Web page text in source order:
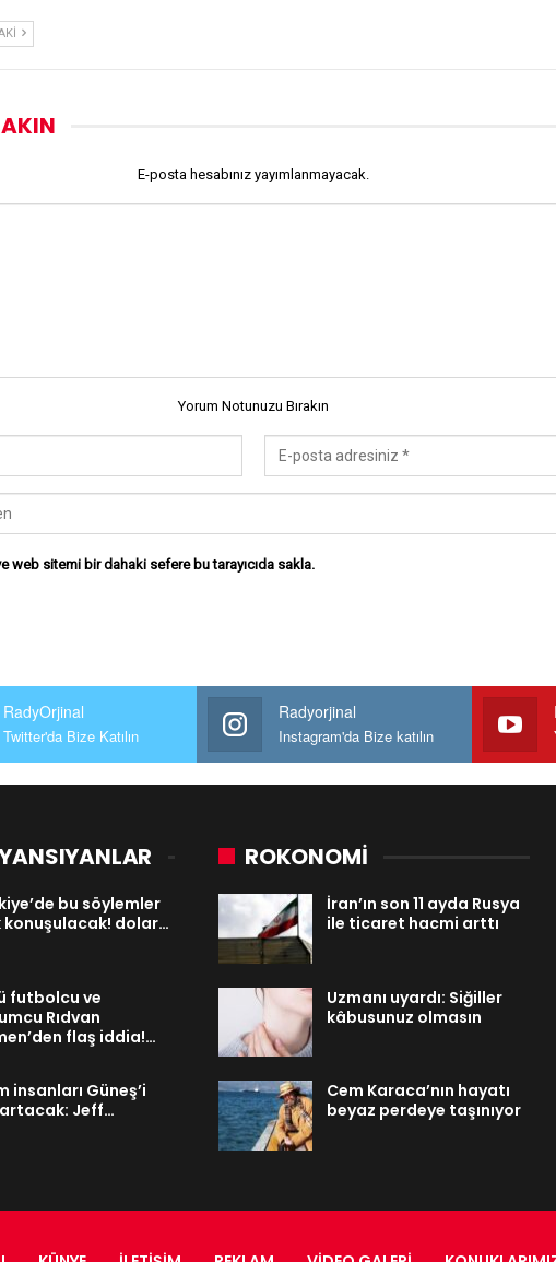
E-posta hesabınız yayımlanmayacak.
Yorum Notunuzu Bırakın
web sitemi bir dahaki sefere bu tarayıcıda sakla.
RadyOrjinal
Twitter'da Bize Katılın
Radyorjinal
Instagram'da Bize katılın
bu söylemler
konuşulacak! dolar…
futbolcu ve
Rıdvan
flaş iddia!…
insanları Güneş’i
Jeff…
ROKONOMİ
İran’ın son 11 ayda Rusya
ile ticaret hacmi arttı
Uzmanı uyardı: Siğiller
kâbusunuz olmasın
Cem Karaca’nın hayatı
beyaz perdeye taşınıyor